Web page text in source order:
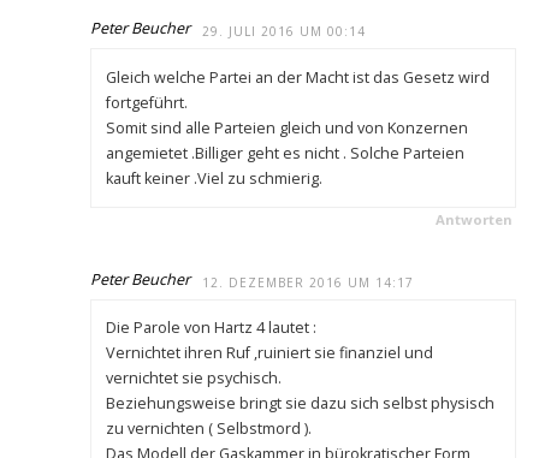
Peter Beucher 29. JULI 2016 UM 00:14
Gleich welche Partei an der Macht ist das Gesetz wird
fortgeführt.
Somit sind alle Parteien gleich und von Konzernen
angemietet .Billiger geht es nicht . Solche Parteien
kauft keiner .Viel zu schmierig.
Antworten
Peter Beucher 12. DEZEMBER 2016 UM 14:17
Die Parole von Hartz 4 lautet :
Vernichtet ihren Ruf ,ruiniert sie finanziel und
vernichtet sie psychisch.
Beziehungsweise bringt sie dazu sich selbst physisch
zu vernichten ( Selbstmord ).